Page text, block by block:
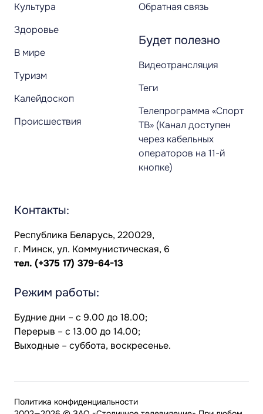
Культура
Здоровье
В мире
Туризм
Калейдоскоп
Происшествия
Обратная связь
Будет полезно
Видеотрансляция
Теги
Телепрограмма «Спорт
ТВ» (Канал доступен
через кабельных
операторов на 11-й
кнопке)
Контакты:
Республика Беларусь, 220029,
г. Минск, ул. Коммунистическая, 6
тел. (+375 17) 379-64-13
Режим работы:
Будние дни – с 9.00 до 18.00;
Перерыв – с 13.00 до 14.00;
Выходные – суббота, воскресенье.
Политика конфиденциальности